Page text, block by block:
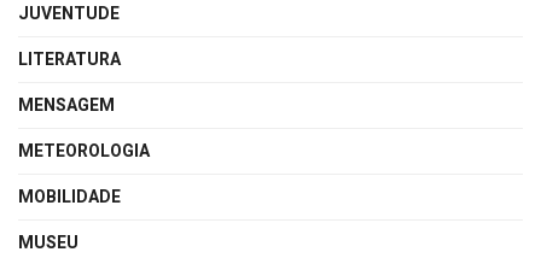
JUVENTUDE
LITERATURA
MENSAGEM
METEOROLOGIA
MOBILIDADE
MUSEU